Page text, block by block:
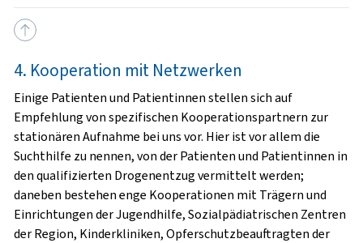
4. Kooperation mit Netzwerken
Einige Patienten und Patientinnen stellen sich auf
Empfehlung von spezifischen Kooperationspartnern zur
stationären Aufnahme bei uns vor. Hier ist vor allem die
Suchthilfe zu nennen, von der Patienten und Patientinnen in
den qualifizierten Drogenentzug vermittelt werden;
daneben bestehen enge Kooperationen mit Trägern und
Einrichtungen der Jugendhilfe, Sozialpädiatrischen Zentren
der Region, Kinderkliniken, Opferschutzbeauftragten der